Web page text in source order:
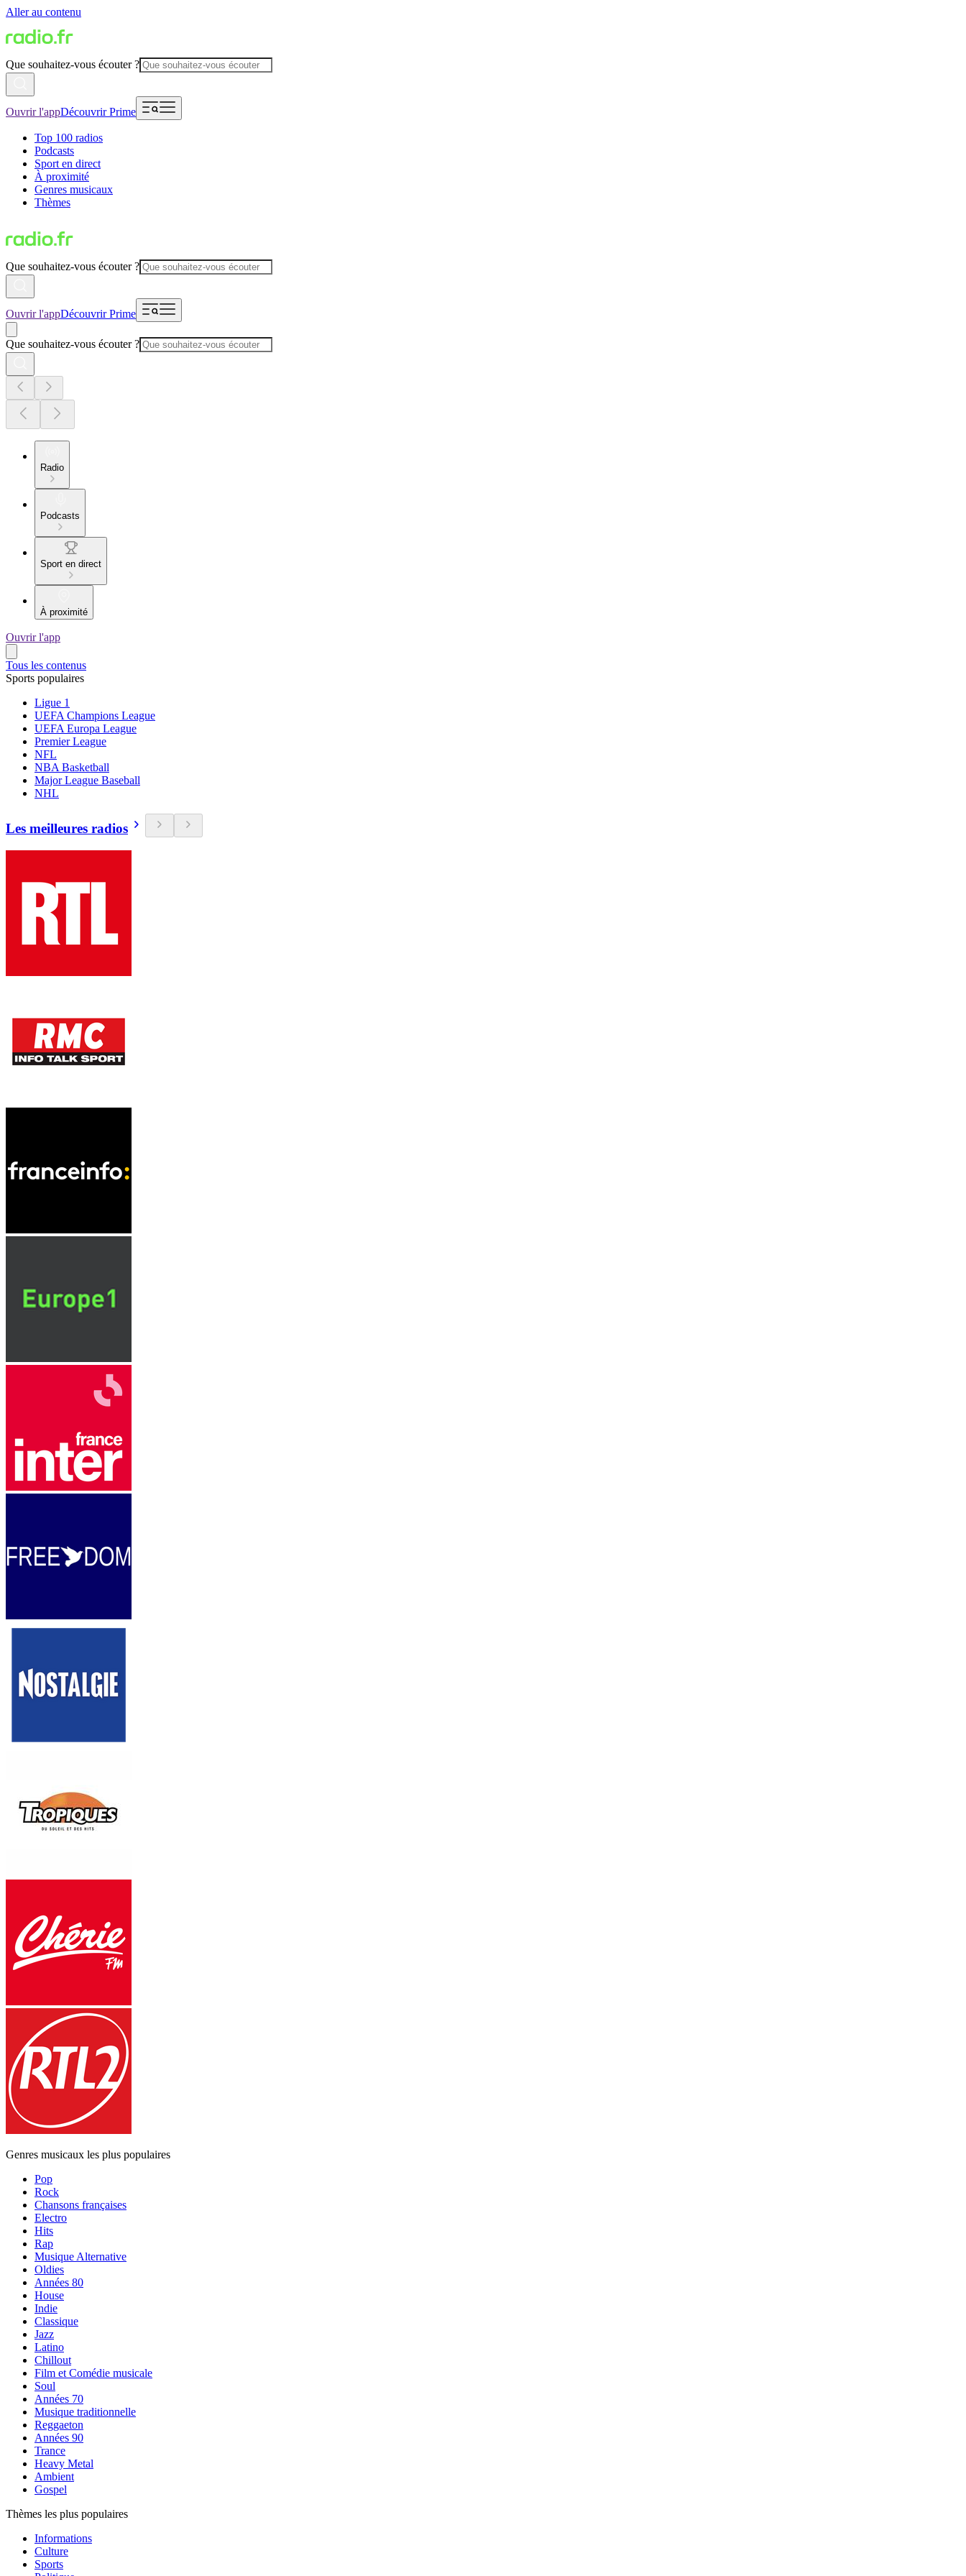
Aller au contenu
Que souhaitez-vous écouter ?
Ouvrir l'appDécouvrir Prime
Top 100 radios
Podcasts
Sport en direct
À proximité
Genres musicaux
Thèmes
Que souhaitez-vous écouter ?
Ouvrir l'appDécouvrir Prime
Que souhaitez-vous écouter ?
Radio
Podcasts
Sport en direct
À proximité
Ouvrir l'app
Tous les contenus
Sports populaires
Ligue 1
UEFA Champions League
UEFA Europa League
Premier League
NFL
NBA Basketball
Major League Baseball
NHL
Les meilleures radios
Genres musicaux les plus populaires
Pop
Rock
Chansons françaises
Electro
Hits
Rap
Musique Alternative
Oldies
Années 80
House
Indie
Classique
Jazz
Latino
Chillout
Film et Comédie musicale
Soul
Années 70
Musique traditionnelle
Reggaeton
Années 90
Trance
Heavy Metal
Ambient
Gospel
Thèmes les plus populaires
Informations
Culture
Sports